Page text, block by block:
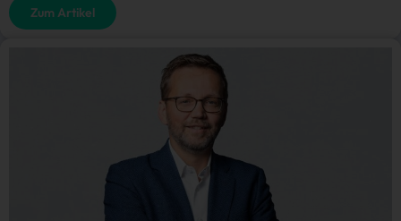
Zum Artikel